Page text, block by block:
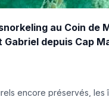
au Coin de
Gabriel depuis Cap
encore préservés, les